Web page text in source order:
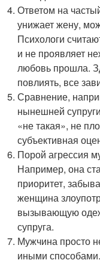
Ответом на
унижает жену,
Психологи
и не проявляет
любовь прошла.
повлиять, все
Сравнение,
нынешней
«не такая», не
субъективная
Порой агрессия
Например, она
приоритет,
женщина
вызывающую
супруга.
Мужчина просто
иными способами.